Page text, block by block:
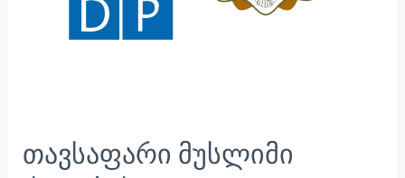
თავსაფარი მუსლიმი